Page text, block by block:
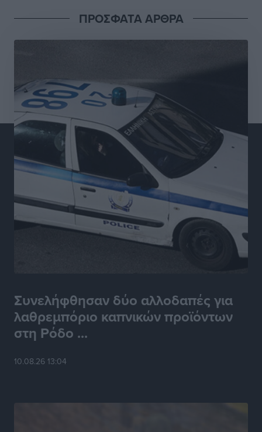
ΠΡΟΣΦΑΤΑ ΑΡΘΡΑ
Συνελήφθησαν δύο αλλοδαπές για
λαθρεμπόριο καπνικών προϊόντων
στη Ρόδο ...
10.08.26 13:04